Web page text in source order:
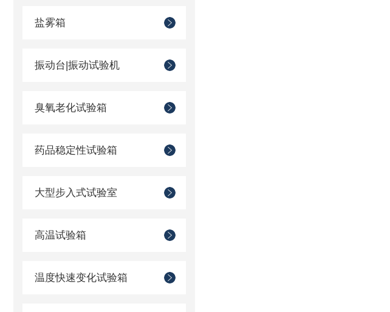
盐雾箱
振动台|振动试验机
臭氧老化试验箱
药品稳定性试验箱
大型步入式试验室
高温试验箱
温度快速变化试验箱